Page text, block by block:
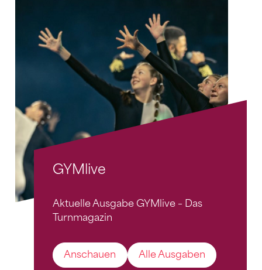
GYMlive
Aktuelle Ausgabe GYMlive – Das
Turnmagazin
Anschauen Alle Ausgaben